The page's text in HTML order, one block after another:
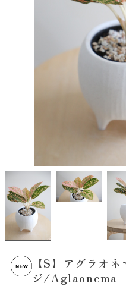
【S】アグラオネ
ジ/Aglaonema